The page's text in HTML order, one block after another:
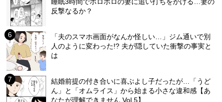
反撃なるか？
「夫のスマホ画面がなんか怪しい…」ジム通いで別
人のように変わった!? 夫が隠していた衝撃の事実と
は
結婚前提の付き合いに喜ぶよし子だったが…「うど
ん」と「オムライス」から始まる小さな違和感【あ
なたが理解できません Vol.5】